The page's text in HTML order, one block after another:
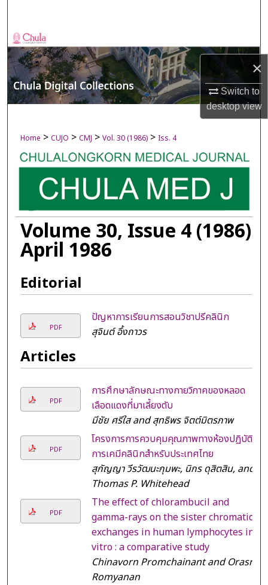
×
Switch to
desktopview
Browse Collections
My Account
About
Digital Commons Network™
Home > CUJO > CMJ > Vol. 30 (1986) > Iss. 4
Volume 30, Issue 4 (1986)
April 1986
Editorial
PDF
ปัญหาการเรียนการสอนวิชาปรีคลินิก
สุจินต์ อึ้งถาวร
Articles
PDF
การศึกษาลักษณะทางกายวิภาคของหลอด
เลือดแดงที่มาเลี้ยงตับ
มีชัย ศรีใส and สุทธิพร จิตต์มิตรภาพ
PDF
โครงการการควบคุมคุณภาพทางห้องปฏิบัติ
การเคมีคลินิกสำหรับประเทศไทย
สุกัญญา วีรวัฒนะกุมพะ, นิกร ดุสิตสิน, and
Thomas P. Whitehead
PDF
The effect of chlorambucil and
gamma-rays on the sister chromatid
exchanges in human lymphocytes in
vitro : a comparative study
Chinavorn Promchainant and Orasri
Romyanan